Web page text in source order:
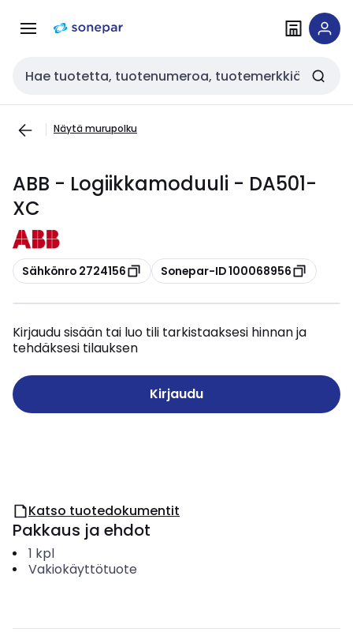
navigointiinsisältöön
Haku
Näytä murupolku
ABB - Logiikkamoduuli - DA501-
XC
Kopioi
Sähkönro 2724156 Kopioi
Sonepar-ID 100068956
Kirjaudu sisään tai luo tili tarkistaaksesi hinnan ja
tehdäksesi tilauksen
Kirjaudu
Katso tuotedokumentit
Pakkaus ja ehdot
1 kpl
Vakiokäyttötuote